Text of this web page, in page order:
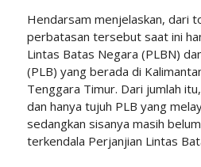
Hendarsam menjelaskan, dari
perbatasan tersebut saat ini
Lintas Batas Negara (PLBN)
(PLB) yang berada di
Tenggara Timur. Dari jumlah
dan hanya tujuh PLB yang
sedangkan sisanya masih
terkendala Perjanjian Lintas